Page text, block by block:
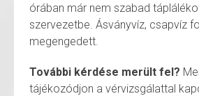
órában már nem szabad
szervezetbe. Ásványvíz, csapvíz
megengedett.
További kérdése merült fel?
tájékozódjon a vérvizsgálattal